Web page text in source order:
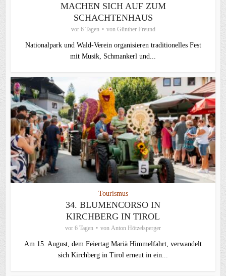
MACHEN SICH AUF ZUM
SCHACHTENHAUS
vor 6 Tagen von Günther Freund
Nationalpark und Wald-Verein organisieren traditionelles Fest
mit Musik, Schmankerl und...
Tourismus
34. BLUMENCORSO IN
KIRCHBERG IN TIROL
vor 6 Tagen von Anton Hötzelsperger
Am 15. August, dem Feiertag Mariä Himmelfahrt, verwandelt
sich Kirchberg in Tirol erneut in ein...